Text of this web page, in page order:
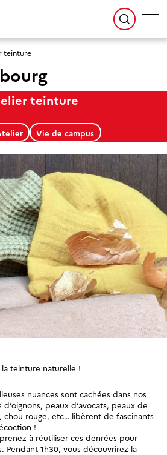
teinture
teinture
Vie de campus
teinture naturelle !
nuances sont cachées dans nos
peaux d’avocats, peaux de
chou rouge, etc… libèrent de fascinants
!
à réutiliser ces denrées pour
Pendant 1h30, vous découvrirez la